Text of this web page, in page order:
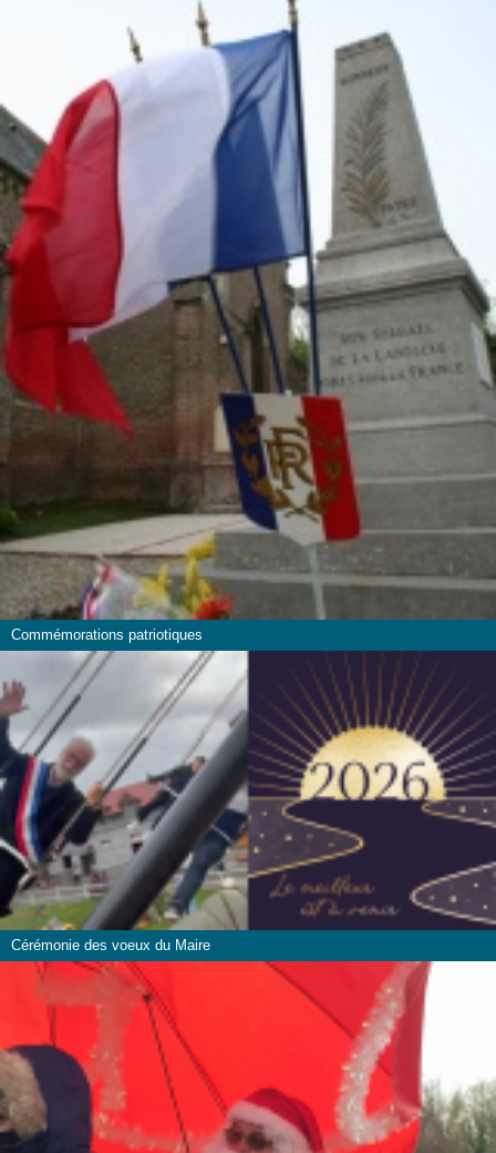
Commémorations patriotiques
Cérémonie des voeux du Maire